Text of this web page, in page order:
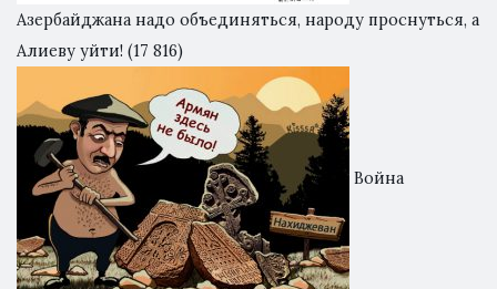
Азербайджана надо объединяться, народу проснуться, а
Алиеву уйти! (17 816)
Война